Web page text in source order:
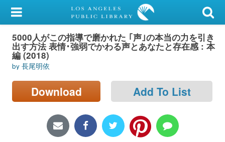
My Account
Library Card
Sign In
Search
Locations/Hours (external
5000人がこの指導で磨かれた ｢声｣の本当の力を引き
出す方法 表情･強弱でかわる声とあなたと存在感 : 本
編 (2018)
by 長尾明依
Download Add To List